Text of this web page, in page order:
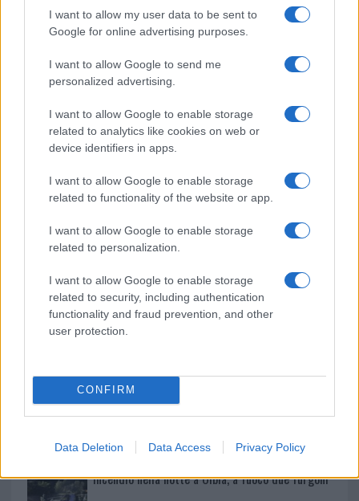
I want to allow my user data to be sent to
Google for online advertising purposes.
I want to allow Google to send me
personalized advertising.
I want to allow Google to enable storage
related to analytics like cookies on web or
device identifiers in apps.
I want to allow Google to enable storage
related to functionality of the website or app.
I want to allow Google to enable storage
related to personalization.
I want to allow Google to enable storage
related to security, including authentication
functionality and fraud prevention, and other
user protection.
CONFIRM
Data Deletion Data Access Privacy Policy
Ricevi le nostre ultime news
Condividi l'articolo
F
a
ce
b
o
o
k
T
w
it
te
r
Pi
n
te
re
st
W
h
at
s
A
p
p
h
a
re
Articolo precedente
Prossimo articolo
NOTIZIE RECENTI
Giorgia Meloni a La Maddalena, la vicesindaco:
Incendio nella notte a Olbia, a fuoco due furgoni